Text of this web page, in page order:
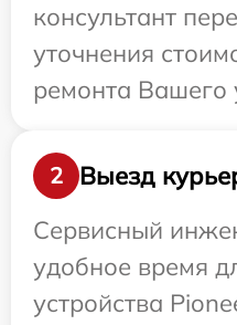
консультант
уточнения
ремонта Вашего
2
Выезд
Сервисный
удобное время
устройства